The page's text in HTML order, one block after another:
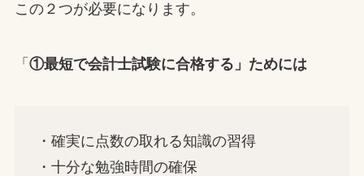
この２つが必要になります。
「 ①最短で会計士試験に合格する」ためには
・確実に点数の取れる知識の習得
・十分な勉強時間の確保